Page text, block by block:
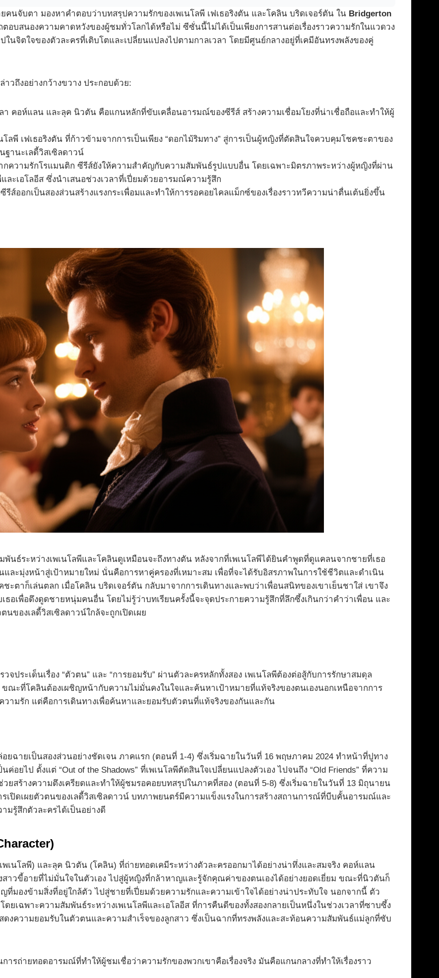
นจับตา มองหาคำตอบว่าบทสรุปความรักของเพเนโลพี เฟเธอริงตัน และโคลิน บริดเจอร์ตัน ใน Bridgerton
ตอบสนองความคาดหวังของผู้ชมทั่วโลกได้หรือไม่ ซีซั่นนี้ไม่ได้เป็นเพียงการสานต่อเรื่องราวความรักในแวดวง
นจิตใจของตัวละครที่เติบโตและเปลี่ยนแปลงไปตามกาลเวลา โดยมีศูนย์กลางอยู่ที่เคมีอันทรงพลังของคู่
วถึงอย่างกว้างขวาง ประกอบด้วย:
า คอห์แลน และลุค นิวตัน คือแกนหลักที่ขับเคลื่อนอารมณ์ของซีรีส์ สร้างความเชื่อมโยงที่น่าเชื่อถือและทำให้ผู้
ลพี เฟเธอริงตัน ที่ก้าวข้ามจากการเป็นเพียง “ดอกไม้ริมทาง” สู่การเป็นผู้หญิงที่ตัดสินใจควบคุมโชคชะตาของ
ฐานะเลดี้วิสเซิลดาวน์
กความรักโรแมนติก ซีรีส์ยังให้ความสำคัญกับความสัมพันธ์รูปแบบอื่น โดยเฉพาะมิตรภาพระหว่างผู้หญิงที่ผ่าน
ละเอโลอีส ซึ่งนำเสนอช่วงเวลาที่เปี่ยมด้วยอารมณ์ความรู้สึก
รีส์ออกเป็นสองส่วนสร้างแรงกระเพื่อมและทำให้การรอคอยไคลแม็กซ์ของเรื่องราวทวีความน่าตื่นเต้นยิ่งขึ้น
นธ์ระหว่างเพเนโลพีและโคลินดูเหมือนจะถึงทางตัน หลังจากที่เพเนโลพีได้ยินคำพูดที่ดูแคลนจากชายที่เธอ
ละมุ่งหน้าสู่เป้าหมายใหม่ นั่นคือการหาคู่ครองที่เหมาะสม เพื่อที่จะได้รับอิสรภาพในการใช้ชีวิตและดำเนิน
ะตาก็เล่นตลก เมื่อโคลิน บริดเจอร์ตัน กลับมาจากการเดินทางและพบว่าเพื่อนสนิทของเขาเย็นชาใส่ เขาจึง
ธอเพื่อดึงดูดชายหนุ่มคนอื่น โดยไม่รู้ว่าบทเรียนครั้งนี้จะจุดประกายความรู้สึกที่ลึกซึ้งเกินกว่าคำว่าเพื่อน และ
ของเลดี้วิสเซิลดาวน์ใกล้จะถูกเปิดเผย
ประเด็นเรื่อง “ตัวตน” และ “การยอมรับ” ผ่านตัวละครหลักทั้งสอง เพเนโลพีต้องต่อสู้กับการรักษาสมดุล
ณะที่โคลินต้องเผชิญหน้ากับความไม่มั่นคงในใจและค้นหาเป้าหมายที่แท้จริงของตนเองนอกเหนือจากการ
ความรัก แต่คือการเดินทางเพื่อค้นหาและยอมรับตัวตนที่แท้จริงของกันและกัน
ยฉายเป็นสองส่วนอย่างชัดเจน ภาคแรก (ตอนที่ 1-4) ซึ่งเริ่มฉายในวันที่ 16 พฤษภาคม 2024 ทำหน้าที่ปูทาง
อยไป ตั้งแต่ “Out of the Shadows” ที่เพเนโลพีตัดสินใจเปลี่ยนแปลงตัวเอง ไปจนถึง “Old Friends” ที่ความ
วยสร้างความตึงเครียดและทำให้ผู้ชมรอคอยบทสรุปในภาคที่สอง (ตอนที่ 5-8) ซึ่งเริ่มฉายในวันที่ 13 มิถุนายน
ปิดเผยตัวตนของเลดี้วิสเซิลดาวน์ บทภาพยนตร์มีความแข็งแรงในการสร้างสถานการณ์ที่บีบคั้นอารมณ์และ
รู้สึกตัวละครได้เป็นอย่างดี
นโลพี) และลุค นิวตัน (โคลิน) ที่ถ่ายทอดเคมีระหว่างตัวละครออกมาได้อย่างน่าทึ่งและสมจริง คอห์แลน
สาวขี้อายที่ไม่มั่นใจในตัวเอง ไปสู่ผู้หญิงที่กล้าหาญและรู้จักคุณค่าของตนเองได้อย่างยอดเยี่ยม ขณะที่นิวตันก็
มองข้ามสิ่งที่อยู่ใกล้ตัว ไปสู่ชายที่เปี่ยมด้วยความรักและความเข้าใจได้อย่างน่าประทับใจ นอกจากนี้ ตัว
ดยเฉพาะความสัมพันธ์ระหว่างเพเนโลพีและเอโลอีส ที่การคืนดีของทั้งสองกลายเป็นหนึ่งในช่วงเวลาที่ซาบซึ้ง
ดงความยอมรับในตัวตนและความสำเร็จของลูกสาว ซึ่งเป็นฉากที่ทรงพลังและสะท้อนความสัมพันธ์แม่ลูกที่ซับ
ารถ่ายทอดอารมณ์ที่ทำให้ผู้ชมเชื่อว่าความรักของพวกเขาคือเรื่องจริง มันคือแกนกลางที่ทำให้เรื่องราว